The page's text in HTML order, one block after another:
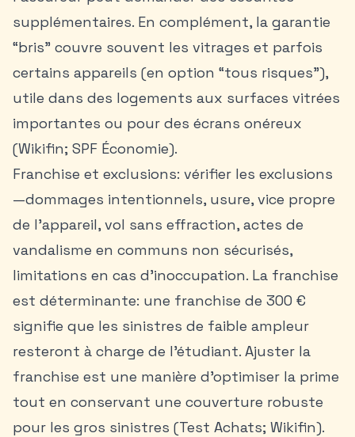
supplémentaires. En complément, la garantie
“bris” couvre souvent les vitrages et parfois
certains appareils (en option “tous risques”),
utile dans des logements aux surfaces vitrées
importantes ou pour des écrans onéreux
(Wikifin; SPF Économie).
Franchise et exclusions: vérifier les exclusions
—dommages intentionnels, usure, vice propre
de l’appareil, vol sans effraction, actes de
vandalisme en communs non sécurisés,
limitations en cas d’inoccupation. La franchise
est déterminante: une franchise de 300 €
signifie que les sinistres de faible ampleur
resteront à charge de l’étudiant. Ajuster la
franchise est une manière d’optimiser la prime
tout en conservant une couverture robuste
pour les gros sinistres (Test Achats; Wikifin).